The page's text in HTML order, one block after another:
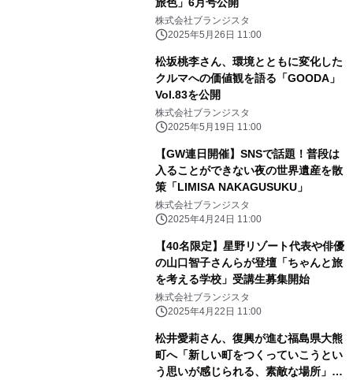
旅色」6月号公開
株式会社ブランジスタ
2025年5月26日 11:00
松坂桃李さん、環境とともに変化した
クルマへの価値観を語る「GOODA」
Vol.83を公開
株式会社ブランジスタ
2025年5月19日 11:00
【GW連日開催】SNSで話題！普段は
入ることができない夜の世界遺産を散
策「LIMISA NAKAGUSUKU」
株式会社ブランジスタ
2025年4月24日 11:00
【40名限定】星野リゾート代表や俳優
の山口智子さんらが登壇「ちゃんと旅
を考える学校」受講生募集開始
株式会社ブランジスタ
2025年4月22日 11:00
松井愛莉さん、復興が進む福島県大熊
町へ「新しい町をつくっていこうとい
う思いが感じられる、素敵な場所」